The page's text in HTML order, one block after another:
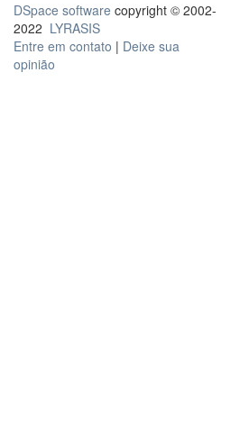
DSpace software copyright © 2002-
2022 LYRASIS
Entre em contato | Deixe sua
opinião